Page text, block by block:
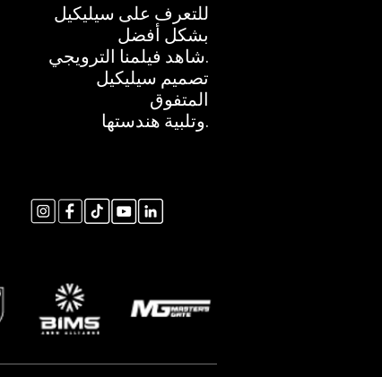
للتعرف على سيليكيل
بشكل أفضل
شاهد فيلمنا الترويجي.
تصميم سيليكيل
المتفوق
وتلبية هندستها.